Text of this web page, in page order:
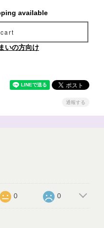
available
いの方向け
通報する
0 0